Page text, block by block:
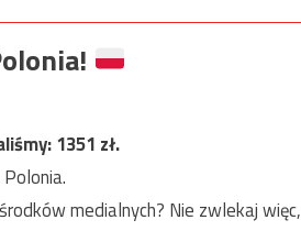
1351 zł.
medialnych? Nie zwlekaj więc,